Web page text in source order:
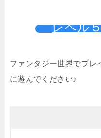
レベル
ファンタジー世界でプレ
に遊んでください♪